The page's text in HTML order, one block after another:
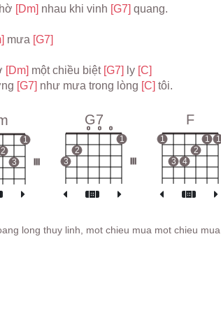
[Dm] nhau khi vinh [G7] quang.
mưa [G7]
[Dm] một chiều biệt [G7] ly [C]
[G7] như mưa trong lòng [C] tôi.
2
3
1
G7
3
2
o o o
1
F
1
3 4
2
1 1
long thuy linh, mot chieu mua mot chieu mua